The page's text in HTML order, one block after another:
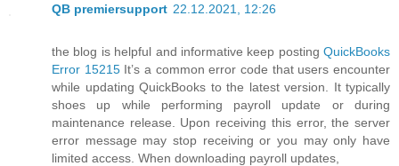
QB premiersupport 22.12.2021, 12:26
the blog is helpful and informative keep posting QuickBooks
Error 15215It’s a common error code that users encounter
while updating QuickBooks to the latest version. It typically
shoes up while performing payroll update or during
maintenance release. Upon receiving this error, the server
error message may stop receiving or you may only have
limited access. When downloading payroll updates,